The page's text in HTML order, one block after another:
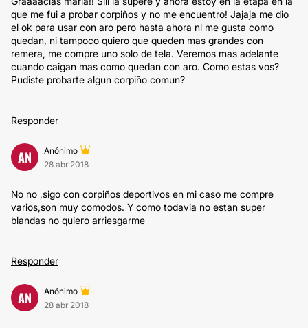
que me fui a probar corpiños y no me encuentro! Jajaja me dio
el ok para usar con aro pero hasta ahora nl me gusta como
quedan, ni tampoco quiero que queden mas grandes con
remera, me compre uno solo de tela. Veremos mas adelante
cuando caigan mas como quedan con aro. Como estas vos?
Pudiste probarte algun corpiño comun?
Responder
AN
Anónimo
28 abr 2018
No no ,sigo con corpiños deportivos en mi caso me compre
varios,son muy comodos. Y como todavia no estan super
blandas no quiero arriesgarme
Responder
AN
Anónimo
28 abr 2018